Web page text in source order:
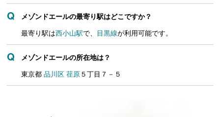
メゾンドエールの最寄り駅はどこですか？
最寄り駅は西小山駅で、 目黒線が利用可能です。
メゾンドエールの所在地は？
東京都 品川区 荏原５丁目７－５